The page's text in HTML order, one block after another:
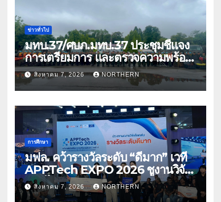
ข่าวทั่วไป
มทบ.37/ศบภ.มทบ.37 ประชุมชี้แจง
การเตรียมการ และตรวจความพร้อม
ด้านการบรรเทาสาธารณภัย
สิงหาคม 7, 2026 NORTHERN
การศึกษา
มฟล. คว้ารางวัลระดับ “ดีมาก” เวที
APPTech EXPO 2026 ชูงานวิจัย
สมุนไพร ขับเคลื่อนนวัตกรรมสู่เชิง
พาณิชย์
สิงหาคม 7, 2026 NORTHERN